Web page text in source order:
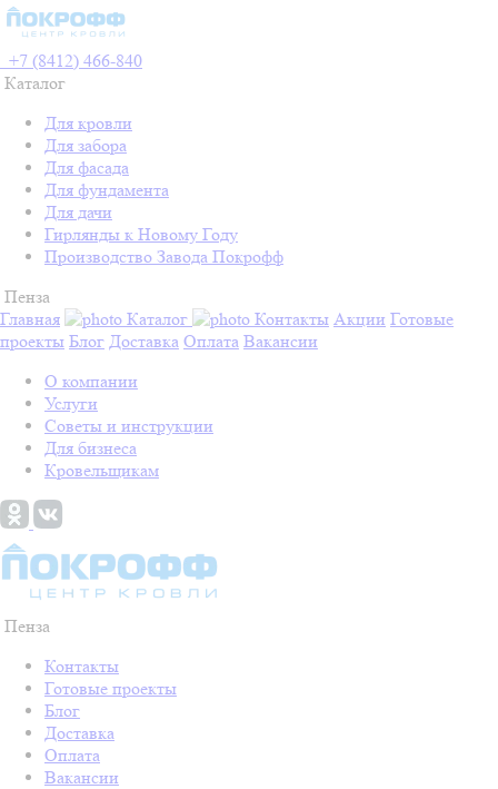
+7 (8412) 466-840
Каталог
Для кровли
Для забора
Для фасада
Для фундамента
Для дачи
Гирлянды к Новому Году
Производство Завода Покрофф
Пенза
Главная
Каталог Контакты Акции Готовые
проекты Блог Доставка Оплата Вакансии
О компании
Услуги
Советы и инструкции
Для бизнеса
Кровельщикам
Пенза
Контакты
Готовые проекты
Блог
Доставка
Оплата
Вакансии